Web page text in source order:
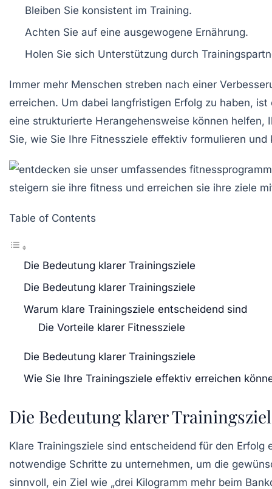
Bleiben Sie konsistent im Training.
Achten Sie auf eine ausgewogene Ernährung.
Holen Sie sich Unterstützung durch
Immer mehr Menschen streben nach einer
erreichen. Um dabei langfristigen Erfolg zu haben,
eine strukturierte Herangehensweise können
Sie, wie Sie Ihre Fitnessziele effektiv formulieren und
Table of Contents
Die Bedeutung klarer Trainingsziele
Die Bedeutung klarer Trainingsziele
Warum klare Trainingsziele entscheidend sind
Die Vorteile klarer Fitnessziele
Die Bedeutung klarer Trainingsziele
Wie Sie Ihre Trainingsziele effektiv erreichen
Die Bedeutung klarer
Klare Trainingsziele sind entscheidend für den Erfolg
notwendige Schritte zu unternehmen, um die
sinnvoll, ein Ziel wie „drei Kilogramm mehr beim